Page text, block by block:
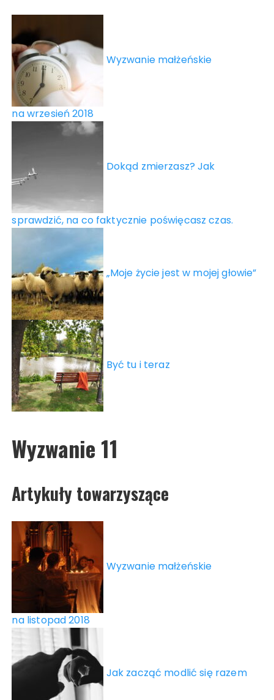
Wyzwanie małżeńskie
na wrzesień 2018
Dokąd zmierzasz? Jak
sprawdzić, na co faktycznie poświęcasz czas.
„Moje życie jest w mojej głowie”
Być tu i teraz
Wyzwanie 11
Artykuły towarzyszące
Wyzwanie małżeńskie
na listopad 2018
Jak zacząć modlić się razem